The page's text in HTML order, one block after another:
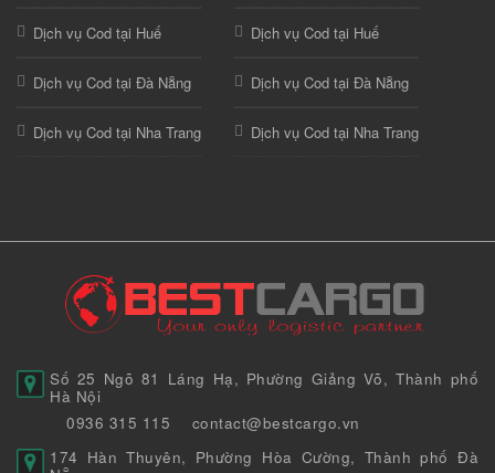
Dịch vụ Cod tại Huế
Dịch vụ Cod tại Đà Nẵng
Dịch vụ Cod tại Nha Trang
Dịch vụ Cod tại Huế
Dịch vụ Cod tại Đà Nẵng
Dịch vụ Cod tại Nha Trang
Số 25 Ngõ 81 Láng Hạ, Phường Giảng Võ, Thành phố
Hà Nội
0936 315 115
contact@bestcargo.vn
174 Hàn Thuyên, Phường Hòa Cường, Thành phố Đà